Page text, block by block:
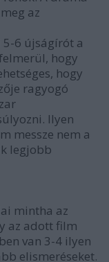
az
6 újságírót a
hogy
hogy
ragyogó
Ilyen
messze nem a
legjobb
mintha az
az adott film
van 3-4 ilyen
elismeréseket.